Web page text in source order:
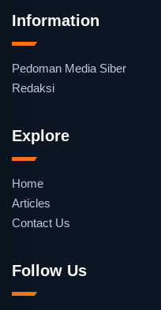
Information
Pedoman Media Siber
Redaksi
Explore
Home
Articles
Contact Us
Follow Us